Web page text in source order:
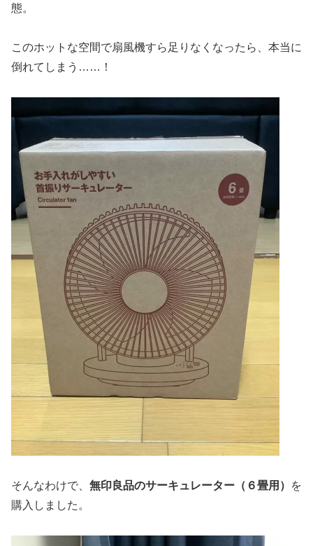
態。
このホットな空間で扇風機すら足りなくなったら、本当に
倒れてしまう……！
そんなわけで、 無印良品のサーキュレーター（６畳用）
を
購入しました。